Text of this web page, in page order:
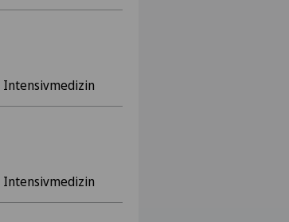
Intensivmedizin
Intensivmedizin